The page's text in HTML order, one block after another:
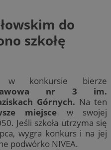
do
szkołę
w konkursie bierze
nr 3 im.
Górnych. Na ten
miejsce w swojej
Jeśli szkoła utrzyma się
wygra konkurs i na jej
podwórko NIVEA.